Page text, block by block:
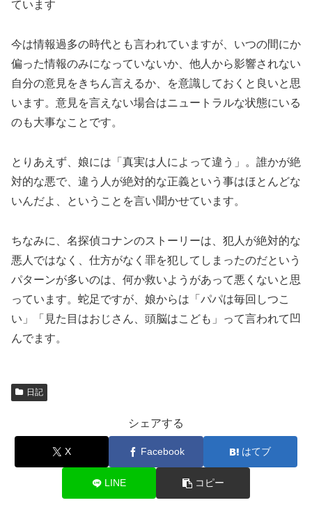
ています
今は情報過多の時代とも言われていますが、いつの間にか
偏った情報のみになっていないか、他人から影響されない
自分の意見をきちん言えるか、を意識しておくと良いと思
います。意見を言えない場合はニュートラルな状態にいる
のも大事なことです。
とりあえず、娘には「真実は人によって違う」。誰かが絶
対的な悪で、違う人が絶対的な正義という事はほとんどな
いんだよ、ということを言い聞かせています。
ちなみに、名探偵コナンのストーリーは、犯人が絶対的な
悪人ではなく、仕方がなく罪を犯してしまったのだという
パターンが多いのは、何か救いようがあって悪くないと思
っています。蛇足ですが、娘からは「パパは毎回しつこ
い」「見た目はおじさん、頭脳はこども」って言われて凹
んでます。
日記
シェアする
X Facebook はてブ
LINE コピー